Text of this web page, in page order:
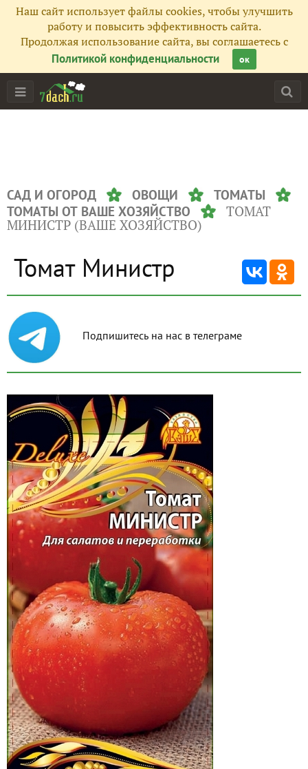
Наш сайт использует файлы cookies, чтобы улучшить
работу и повысить эффективность сайта.
Продолжая использование сайта, вы соглашаетесь с
Политикой конфиденциальности
ок
САД И ОГОРОД ОВОЩИ
ТОМАТЫ
ТОМАТЫ ОТ ВАШЕ ХОЗЯЙСТВО
ТОМАТ
МИНИСТР (ВАШЕ ХОЗЯЙСТВО)
Томат Министр
Подпишитесь на нас в телеграме